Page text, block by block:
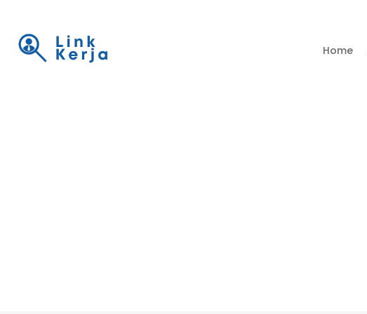
Home